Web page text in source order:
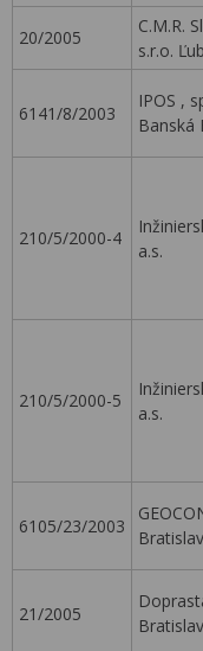
20/2005
C.M.R.
s.r.o.
6141/8/2003
IPOS ,
Banská
210/5/2000-4
a.s.
210/5/2000-5
a.s.
6105/23/2003
21/2005